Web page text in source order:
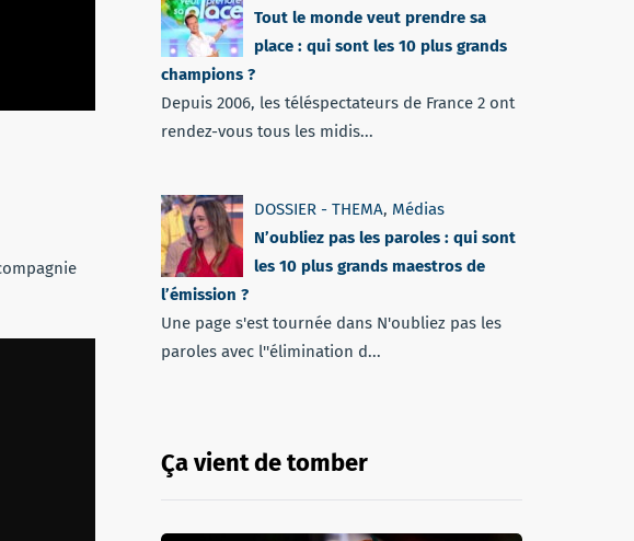
Tout le monde veut prendre sa
place : qui sont les 10 plus grands
champions ?
Depuis 2006, les téléspectateurs de France 2 ont
rendez-vous tous les midis...
DOSSIER - THEMA, Médias
N’oubliez pas les paroles : qui sont
les 10 plus grands maestros de
l’émission ?
Une page s'est tournée dans N'oubliez pas les
paroles avec l''élimination d...
Ça vient de tomber